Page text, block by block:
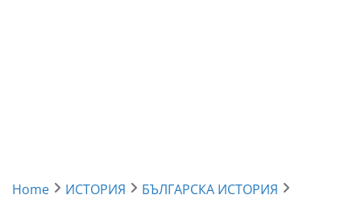
Home ИСТОРИЯ
БЪЛГАРСКА ИСТОРИЯ